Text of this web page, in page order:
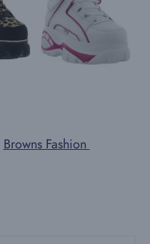
Browns Fashion